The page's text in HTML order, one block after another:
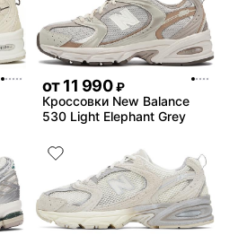
от11 990 ₽
Кроссовки New Balance
530 Light Elephant Grey